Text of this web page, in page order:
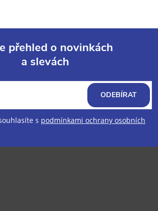
přehled o novinkách
a slevách
s podmínkami ochrany osobních
ODEBÍRAT